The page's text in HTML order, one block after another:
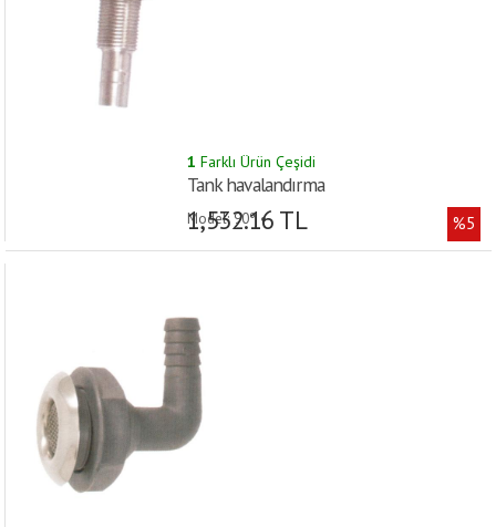
1 Farklı Ürün Çeşidi
Tank havalandırma
Model: 90º •
1,532.16 TL %5